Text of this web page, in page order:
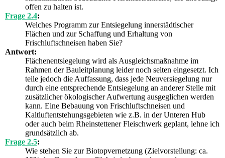
offen zu halten ist.
Frage 2.4:
Welches Programm zur Entsiegelung innerstädtischer
Flächen und zur Schaffung und Erhaltung von
Frischluftschneisen haben Sie?
Antwort:
Flächenentsiegelung wird als Ausgleichsmaßnahme im
Rahmen der Bauleitplanung leider noch selten eingesetzt. Ich
teile jedoch die Auffassung, dass jede Neuversiegelung nur
durch eine entsprechende Entsiegelung an anderer Stelle mit
zusätzlicher ökologischer Aufwertung ausgeglichen werden
kann. Eine Bebauung von Frischluftschneisen und
Kaltluftentstehungsgebieten wie z.B. in der Unteren Hub
oder auch beim Rheinstettener Fleischwerk geplant, lehne ich
grundsätzlich ab.
Frage 2.5:
Wie stehen Sie zur Biotopvernetzung (Zielvorstellung: ca.